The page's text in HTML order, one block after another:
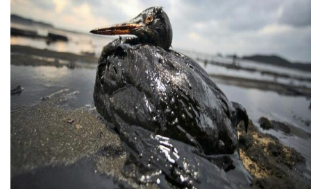
FOOD&TRAVEL
HEALTH&WELLNESS
GREEN TECH
GLOCAL
ECO-EVENTI